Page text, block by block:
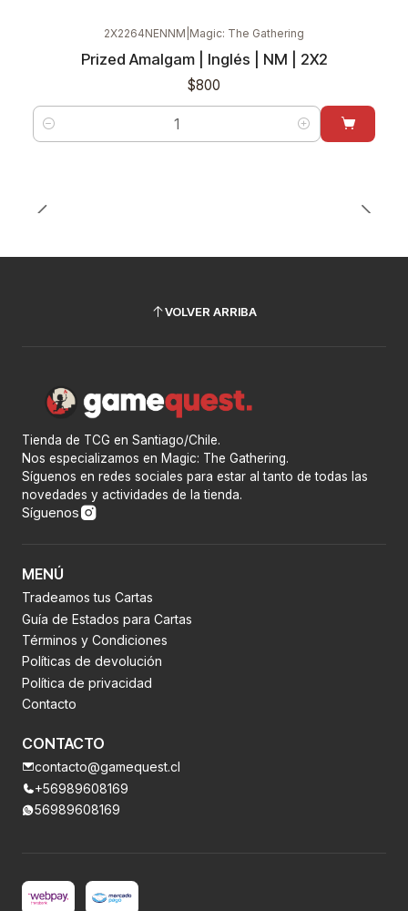
2X2264NENNM Magic: The Gathering
Prized Amalgam | Inglés | NM | 2X2
$800
Cantidad
VOLVER ARRIBA
Tienda de TCG en Santiago/Chile.
Nos especializamos en Magic: The Gathering.
Síguenos en redes sociales para estar al tanto de todas las
novedades y actividades de la tienda.
Síguenos
MENÚ
Tradeamos tus Cartas
Guía de Estados para Cartas
Términos y Condiciones
Políticas de devolución
Política de privacidad
Contacto
CONTACTO
contacto@gamequest.cl
+56989608169
56989608169